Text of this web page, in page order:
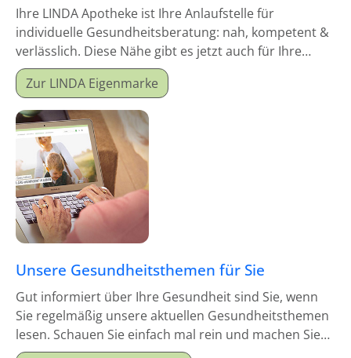
Ihre LINDA Apotheke ist Ihre Anlaufstelle für
individuelle Gesundheitsberatung: nah, kompetent &
verlässlich. Diese Nähe gibt es jetzt auch für Ihre
Hausapotheke!
Zur LINDA Eigenmarke
Unsere Gesundheitsthemen für Sie
Gut informiert über Ihre Gesundheit sind Sie, wenn
Sie regelmäßig unsere aktuellen Gesundheitsthemen
lesen. Schauen Sie einfach mal rein und machen Sie
sich schlau!